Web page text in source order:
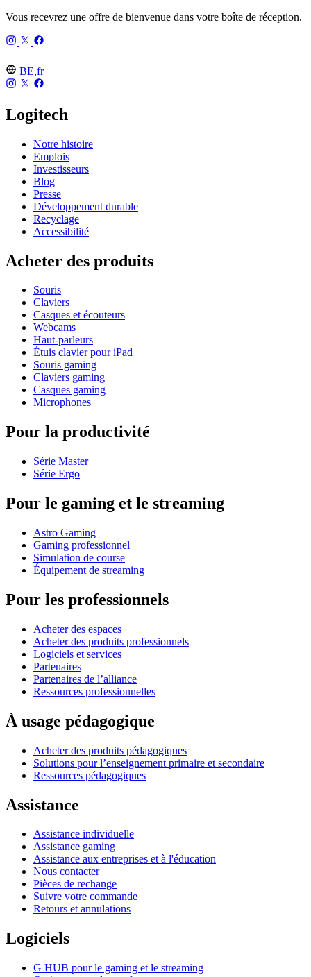
Vous recevrez une offre de bienvenue dans votre boîte de réception.
BE,fr
Logitech
Notre histoire
Emplois
Investisseurs
Blog
Presse
Développement durable
Recyclage
Accessibilité
Acheter des produits
Souris
Claviers
Casques et écouteurs
Webcams
Haut-parleurs
Étuis clavier pour iPad
Souris gaming
Claviers gaming
Casques gaming
Microphones
Pour la productivité
Série Master
Série Ergo
Pour le gaming et le streaming
Astro Gaming
Gaming professionnel
Simulation de course
Équipement de streaming
Pour les professionnels
Acheter des espaces
Acheter des produits professionnels
Logiciels et services
Partenaires
Partenaires de l’alliance
Ressources professionnelles
À usage pédagogique
Acheter des produits pédagogiques
Solutions pour l’enseignement primaire et secondaire
Ressources pédagogiques
Assistance
Assistance individuelle
Assistance gaming
Assistance aux entreprises et à l'éducation
Nous contacter
Pièces de rechange
Suivre votre commande
Retours et annulations
Logiciels
G HUB pour le gaming et le streaming